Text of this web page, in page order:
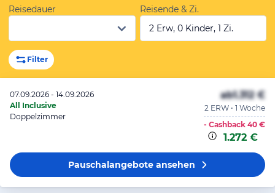
Reisedauer
Reisende & Zi.
2 Erw, 0 Kinder, 1 Zi.
Filter
07.09.2026 - 14.09.2026
All Inclusive
Doppelzimmer
ab1.312 €
2 ERW • 1 Woche
- Cashback 40 €
1.272 €
Pauschalangeboteansehen